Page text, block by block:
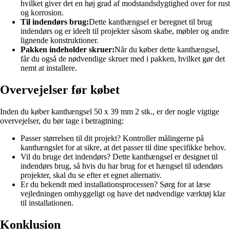
hvilket giver det en høj grad af modstandsdygtighed over for rust
og korrosion.
Til indendørs brug:Dette kanthængsel er beregnet til brug
indendørs og er ideelt til projekter såsom skabe, møbler og andre
lignende konstruktioner.
Pakken indeholder skruer:Når du køber dette kanthængsel,
får du også de nødvendige skruer med i pakken, hvilket gør det
nemt at installere.
Overvejelser før købet
Inden du køber kanthængsel 50 x 39 mm 2 stk., er der nogle vigtige
overvejelser, du bør tage i betragtning:
Passer størrelsen til dit projekt? Kontroller målingerne på
kanthængslet for at sikre, at det passer til dine specifikke behov.
Vil du bruge det indendørs? Dette kanthængsel er designet til
indendørs brug, så hvis du har brug for et hængsel til udendørs
projekter, skal du se efter et egnet alternativ.
Er du bekendt med installationsprocessen? Sørg for at læse
vejledningen omhyggeligt og have det nødvendige værktøj klar
til installationen.
Konklusion